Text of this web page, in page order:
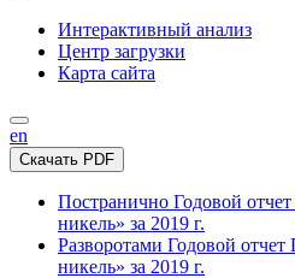
Интерактивный анализ
Центр загрузки
Карта сайта
en
Скачать PDF
Постранично Годовой
никель» за 2019 г.
Разворотами Годовой
никель» за 2019 г.